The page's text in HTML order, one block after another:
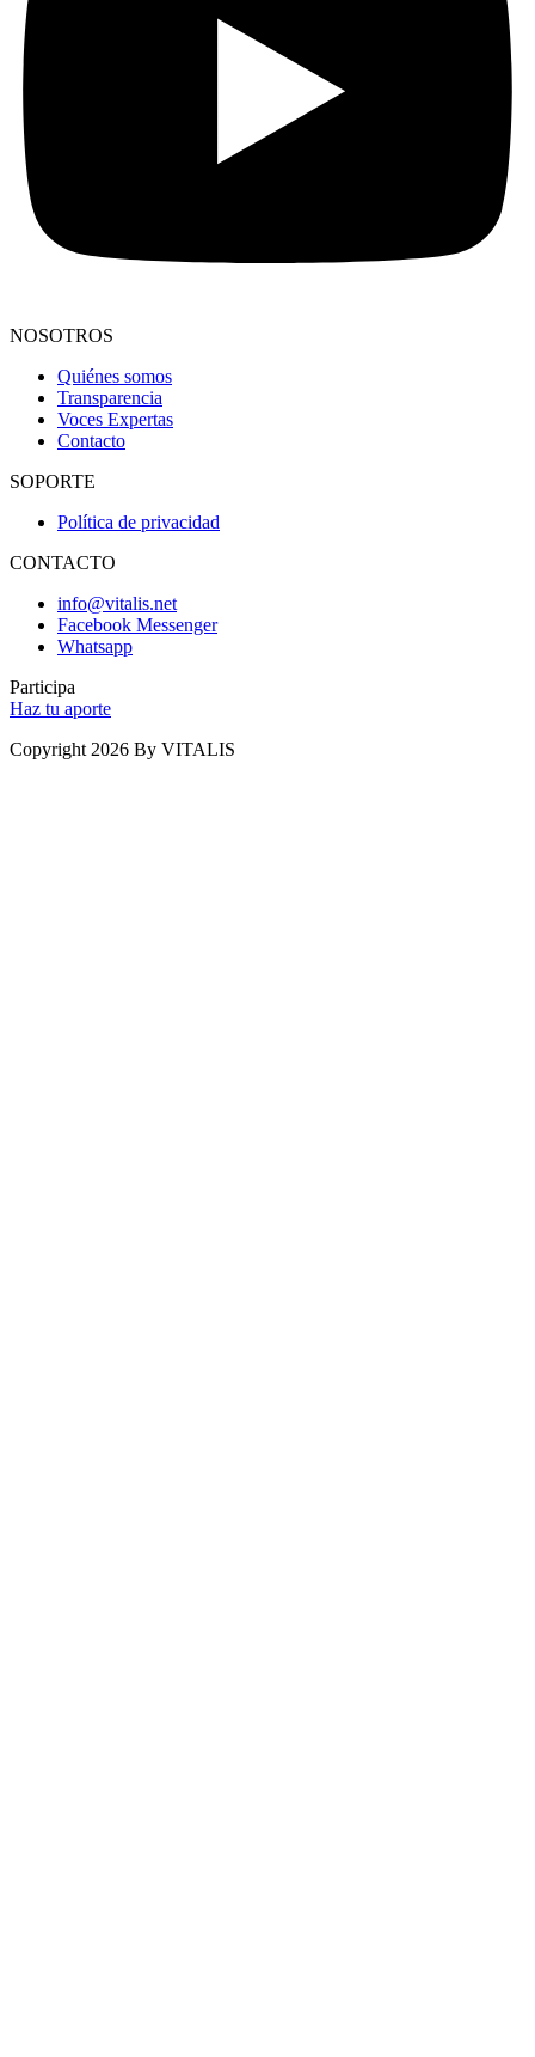
NOSOTROS
Quiénes somos
Transparencia
Voces Expertas
Contacto
SOPORTE
Política de privacidad
CONTACTO
info@vitalis.net
Facebook Messenger
Whatsapp
Participa
Haz tu aporte
Copyright 2026 By VITALIS